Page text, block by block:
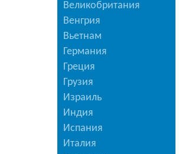
Великобритания
Венгрия
Вьетнам
Германия
Греция
Грузия
Израиль
Индия
Испания
Италия